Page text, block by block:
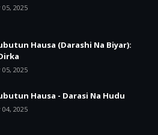
2025
Hausa (Darashi Na Biyar):
2025
Hausa - Darasi Na Hudu
2025